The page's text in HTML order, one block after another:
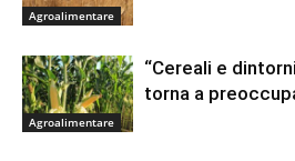
Agroalimentare
Agroalimentare
“Cereali e
torna a